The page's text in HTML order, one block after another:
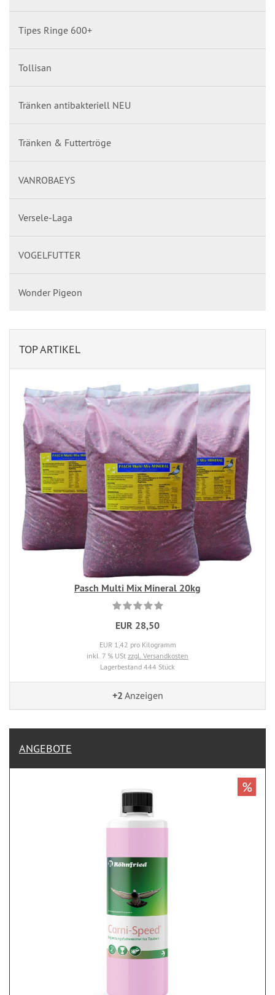
Tipes Ringe 600+
Tollisan
Tränken antibakteriell NEU
Tränken & Futtertröge
VANROBAEYS
Versele-Laga
VOGELFUTTER
Wonder Pigeon
TOP ARTIKEL
Pasch Multi Mix Mineral 20kg
EUR 28,50
EUR 1,42 pro Kilogramm
inkl. 7 % USt zzgl. Versandkosten
Lagerbestand 444 Stück
+2 Anzeigen
ANGEBOTE
%